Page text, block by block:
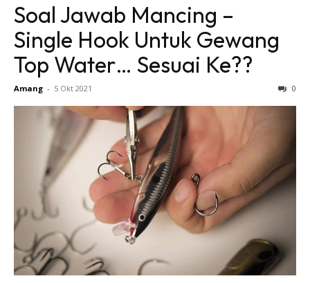
Soal Jawab Mancing –
Single Hook Untuk Gewang
Top Water… Sesuai Ke??
Amang - 5 Okt 2021 0